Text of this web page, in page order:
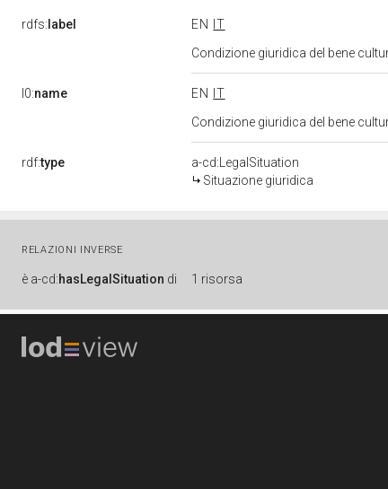
rdfs: label EN
IT
Condizione giuridica del bene
l0:name EN
IT
Condizione giuridica del bene
rdf:type
a-cd:LegalSituation
Situazione giuridica
RELAZIONI INVERSE
è a-cd:hasLegalSituation di 1 risorsa